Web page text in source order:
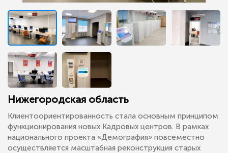
Нижегородская область
Клиентоориентированность стала основным принципом
функционирования новых Кадровых центров. В рамках
национального проекта «Демография» повсеместно
осуществляется масштабная реконструкция старых